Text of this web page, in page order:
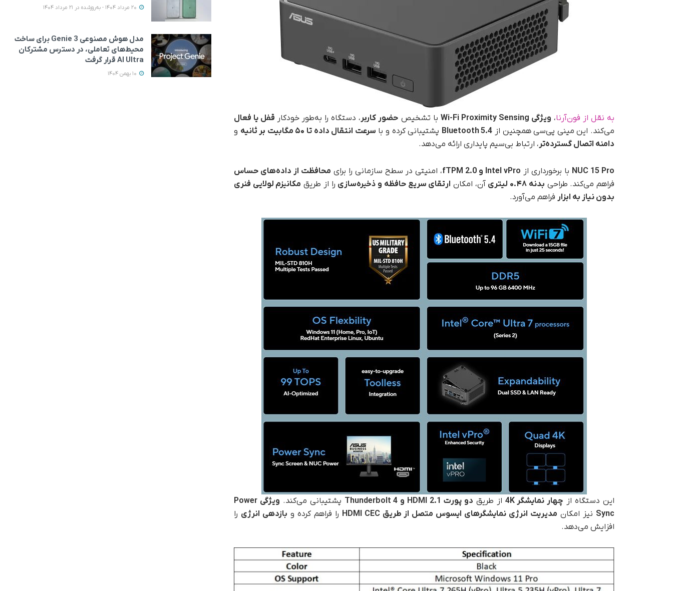
به نقل از فون‌آرنا، ویژگی Wi-Fi Proximity Sensing با تشخیص حضور کاربر ، دستگاه را به‌طور خودکار قفل یا فعال
می‌کند. این مینی پی‌سی همچنین از Bluetooth 5.4 پشتیبانی کرده و با سرعت انتقال داده تا ۵۰ مگابیت بر ثانیه
و
دامنه اتصال گسترده‌تر ، ارتباط بی‌سیم پایداری ارائه می‌دهد.
NUC 15 Pro با برخورداری از Intel vPro و ، امنیتی در سطح سازمانی را برای محافظت از داده‌های حساس
فراهم می‌کند. طراحی بدنه ۰.۴۸ لیتری آن، امکان ارتقای سریع حافظه و ذخیره‌سازی را از طریق مکانیزم لولایی فنری
بدون نیاز به ابزار فراهم می‌آورد.
این دستگاه از چهار نمایشگر 4K از طریق دو پورتHDMI 2.1 و پشتیبانی می‌کند. ویژگی Power
Sync نیز امکان مدیریت انرژی نمایشگرهای ایسوس متصل از طریق را فراهم کرده و بازدهی انرژی را
افزایش می‌دهد.
مدل هوش مصنوعی Genie 3 برای ساخت
محیط‌های تعاملی، در دسترس مشترکان
AI Ultra قرار گرفت